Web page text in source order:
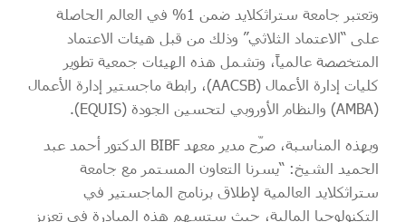
وتعتبر جامعة ستراثكلايد ضمن 1% في العالم الحاصلة
على “الاعتماد الثلاثي” وذلك من قبل هيئات الاعتماد
المتخصصة عالمياً، وتشمل هذه الهيئات جمعية تطوير
كليات إدارة الأعمال (AACSB)، رابطة ماجستير إدارة الأعمال
(AMBA) والنظام الأوروبي لتحسين الجودة (EQUIS).
وبهذه المناسبة، صرّح مدير معهد BIBF الدكتور أحمد عبد
الحميد الشيخ: “يسرنا التعاون المستمر مع جامعة
ستراثكلايد العالمية لإطلاق برنامج الماجستير في
التكنولوجيا المالية، حيث ستسهم هذه المبادرة في تعزيز